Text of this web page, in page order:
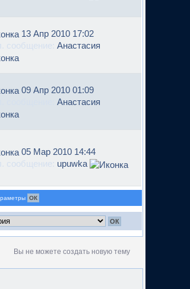
13 Апр 2010 17:02
сообщение:Анастасия
09 Апр 2010 01:09
сообщение:Анастасия
05 Мар 2010 14:44
сообщение: upuwka
Вы не можете создать новую тему